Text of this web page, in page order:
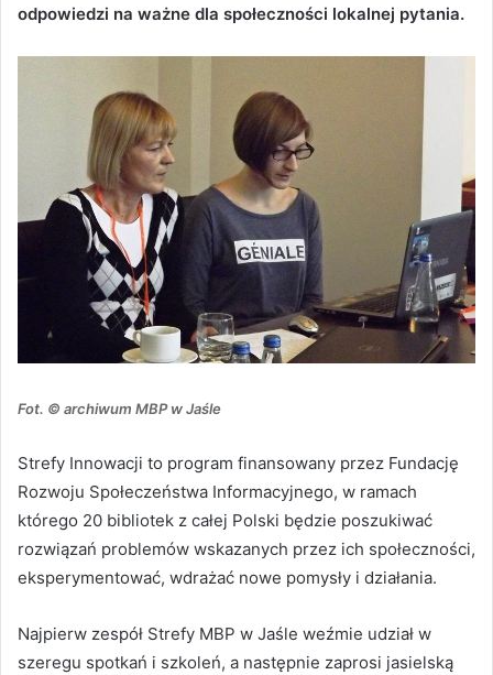
odpowiedzi na ważne dla społeczności lokalnej pytania.
Fot. © archiwum MBP w Jaśle
Strefy Innowacji to program finansowany przez Fundację
Rozwoju Społeczeństwa Informacyjnego, w ramach
którego 20 bibliotek z całej Polski będzie poszukiwać
rozwiązań problemów wskazanych przez ich społeczności,
eksperymentować, wdrażać nowe pomysły i działania.
Najpierw zespół Strefy MBP w Jaśle weźmie udział w
szeregu spotkań i szkoleń, a następnie zaprosi jasielską